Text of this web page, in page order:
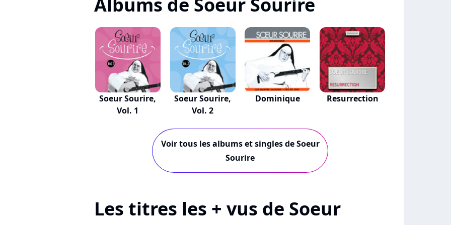
Soeur Sourire,
Vol. 1
Soeur Sourire,
Vol. 2
Dominique Resurrection
Voir tous les albums et singles de Soeur
Sourire
Les titres les + vus de Soeur